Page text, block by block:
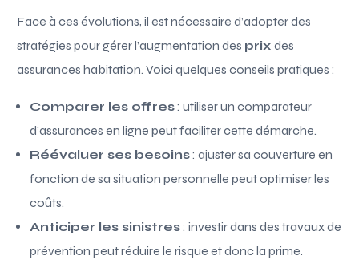
Face à ces évolutions, il est nécessaire d’adopter des
stratégies pour gérer l’augmentation des prix des
assurances habitation. Voici quelques conseils pratiques :
Comparer les offres: utiliser un comparateur
d’assurances en ligne peut faciliter cette démarche.
Réévaluer ses besoins: ajuster sa couverture en
fonction de sa situation personnelle peut optimiser les
coûts.
Anticiper les sinistres: investir dans des travaux de
prévention peut réduire le risque et donc la prime.